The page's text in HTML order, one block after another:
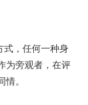
式，任何一种身
为旁观者，在评
。